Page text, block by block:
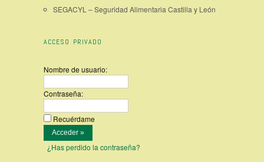
SEGACYL – Seguridad Alimentaria Castilla y León
ACCESO PRIVADO
Nombre de usuario:
Contraseña:
Recuérdame
¿Has perdido la contraseña?